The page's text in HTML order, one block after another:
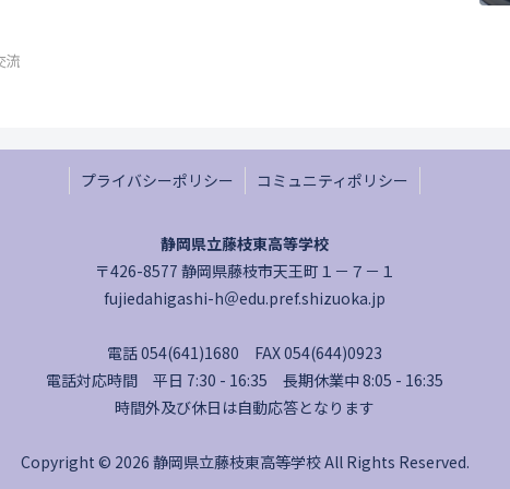
流
プライバシーポリシー コミュニティポリシー
静岡県立藤枝東高等学校
〒426-8577 静岡県藤枝市天王町１－７－１
fujiedahigashi-h＠edu.pref.shizuoka.jp
電話 054(641)1680 FAX 054(644)0923
電話対応時間 平日 7:30 - 16:35 長期休業中 8:05 - 16:35
時間外及び休日は自動応答となります
Copyright © 2026 静岡県立藤枝東高等学校 All Rights Reserved.